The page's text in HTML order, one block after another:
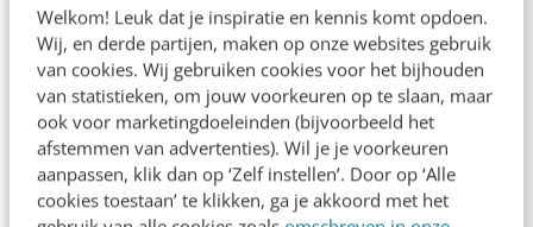
Welkom! Leuk dat je inspiratie en kennis komt opdoen.
Wij, en derde partijen, maken op onze websites gebruik
van cookies. Wij gebruiken cookies voor het bijhouden
van statistieken, om jouw voorkeuren op te slaan, maar
ook voor marketingdoeleinden (bijvoorbeeld het
afstemmen van advertenties). Wil je je voorkeuren
aanpassen, klik dan op ‘Zelf instellen’. Door op ‘Alle
cookies toestaan’ te klikken, ga je akkoord met het
spelregels
In 2,5 uur van Google-first naar AI-first: zo wordt je
content beter gevonden. Schrijf je in en bekijk
direct.
Meer weten